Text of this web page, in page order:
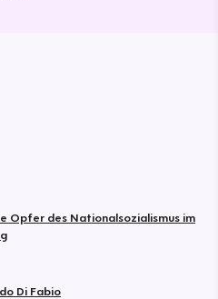
Opfer des National­sozia­lismus im
Di Fabio